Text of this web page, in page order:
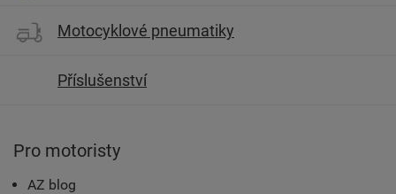
Motocyklové pneumatiky
Příslušenství
Pro motoristy
AZ blog